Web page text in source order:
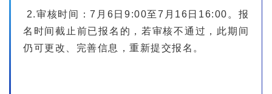
2.审核时间：7月6日9:00至7月16日16:00。报
名时间截止前已报名的，若审核不通过，此期间
仍可更改、完善信息，重新提交报名。